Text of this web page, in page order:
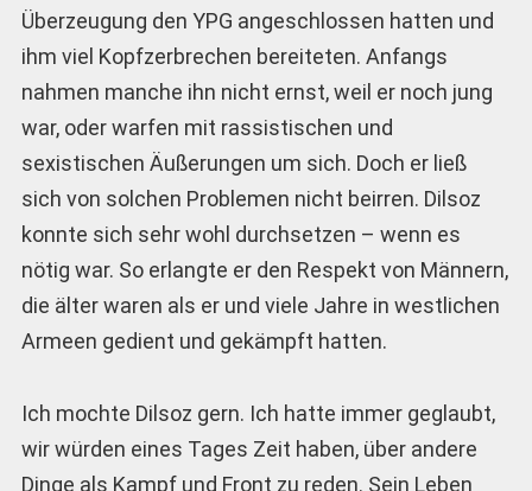
Überzeugung den YPG angeschlossen hatten und
ihm viel Kopfzerbrechen bereiteten. Anfangs
nahmen manche ihn nicht ernst, weil er noch jung
war, oder warfen mit rassistischen und
sexistischen Äußerungen um sich. Doch er ließ
sich von solchen Problemen nicht beirren. Dilsoz
konnte sich sehr wohl durchsetzen – wenn es
nötig war. So erlangte er den Respekt von Männern,
die älter waren als er und viele Jahre in westlichen
Armeen gedient und gekämpft hatten.
Ich mochte Dilsoz gern. Ich hatte immer geglaubt,
wir würden eines Tages Zeit haben, über andere
Dinge als Kampf und Front zu reden. Sein Leben